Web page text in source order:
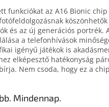
funkciókat az A16 Bionic
köszönhetők
és az új generációs portrék.
a telefonhívások
igényű játékok is
elképesztő hatékonyság
Nem csoda, hogy ez a
Mindennap.